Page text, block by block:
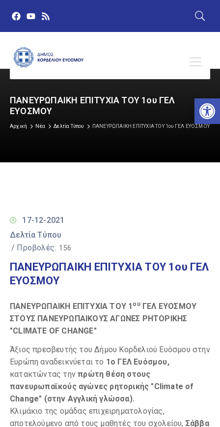
ΠΑΝΕΥΡΩΠΑΙΚΗ ΕΠΙΤΥΧΙΑ ΤΟΥ 1ου ΓΕΛ
ΕΥΟΣΜΟΥ
Αρχική Νέα Δελτία Τύπου ΠΑΝΕΥΡΩΠΑΙΚΗ ΕΠΙΤΥΧΙΑ ΤΟΥ 1ου ΓΕΛ ΕΥΟΣΜΟΥ
17-12-2021
Δελτία Τύπου
/ Προβολές: 156
ΠΑΝΕΥΡΩΠΑΙΚΗ ΕΠΙΤΥΧΙΑ ΤΟΥ 1ου ΓΕΛ
ΕΥΟΣΜΟΥ
ΠΑΝΕΥΡΩΠΑΙΚΗ ΕΠΙΤΥΧΙΑ ΤΟΥ 1 ουΓΕΛ ΕΥΟΣΜΟΥ
ΣΤΟΥΣ ΠΑΝΕΥΡΩΠΑΙΚΟΥΣ ΑΓΩΝΕΣ ΡΗΤΟΡΙΚΗΣ
"CLIMATE OF CHANGE"
Άξιος πρεσβευτής του Δήμου Κορδελιού Ευόσμου στην
Ευρώπη αναδεικνύεται το 1ο ΓΕΛ Ευόσμου,
κατακτώντας τηνπρώτη θέση στους
πανευρωπαϊκούς αγώνες ρητορικής "Climate of
Change" (στην Αγγλική γλώσσα).
Κλιμάκιο της ομάδας επιχειρηματολογίας,
αποτελούμενο από τους μαθητές του σχολείου, Σάββα